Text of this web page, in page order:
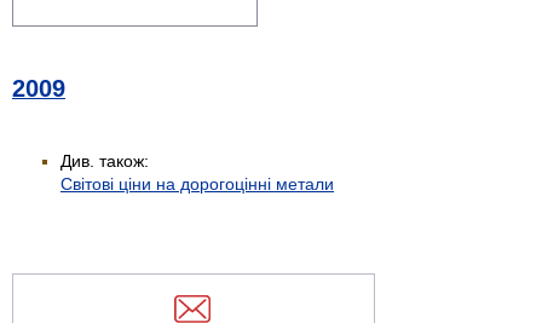
2009
Див. також:
Світові ціни на дорогоцінні метали